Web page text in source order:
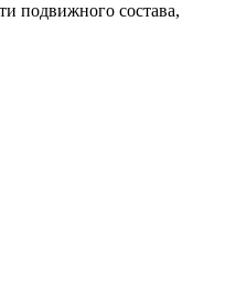
подвижного состава,